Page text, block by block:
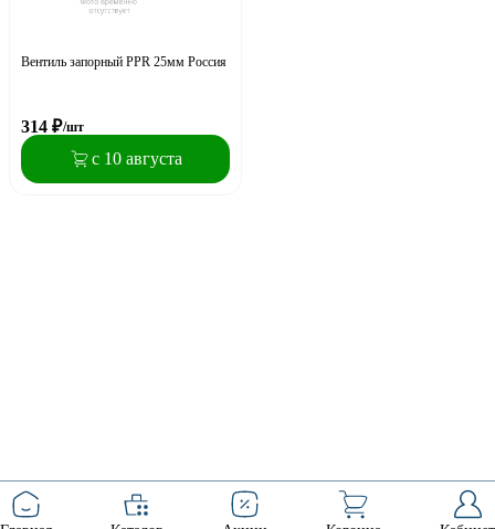
Вентиль запорный PPR 25мм Россия
314 ₽/шт
с 10 августа